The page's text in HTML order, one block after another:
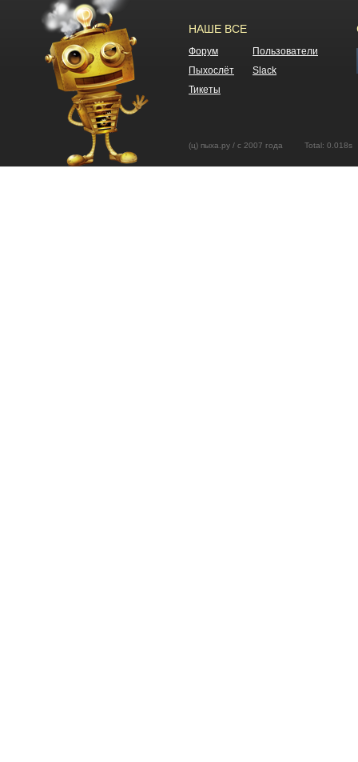
НАШЕ ВСЕ
Форум
Пользователи
Пыхослёт
Slack
Тикеты
(ц) пыха.ру / с 2007 года Total: